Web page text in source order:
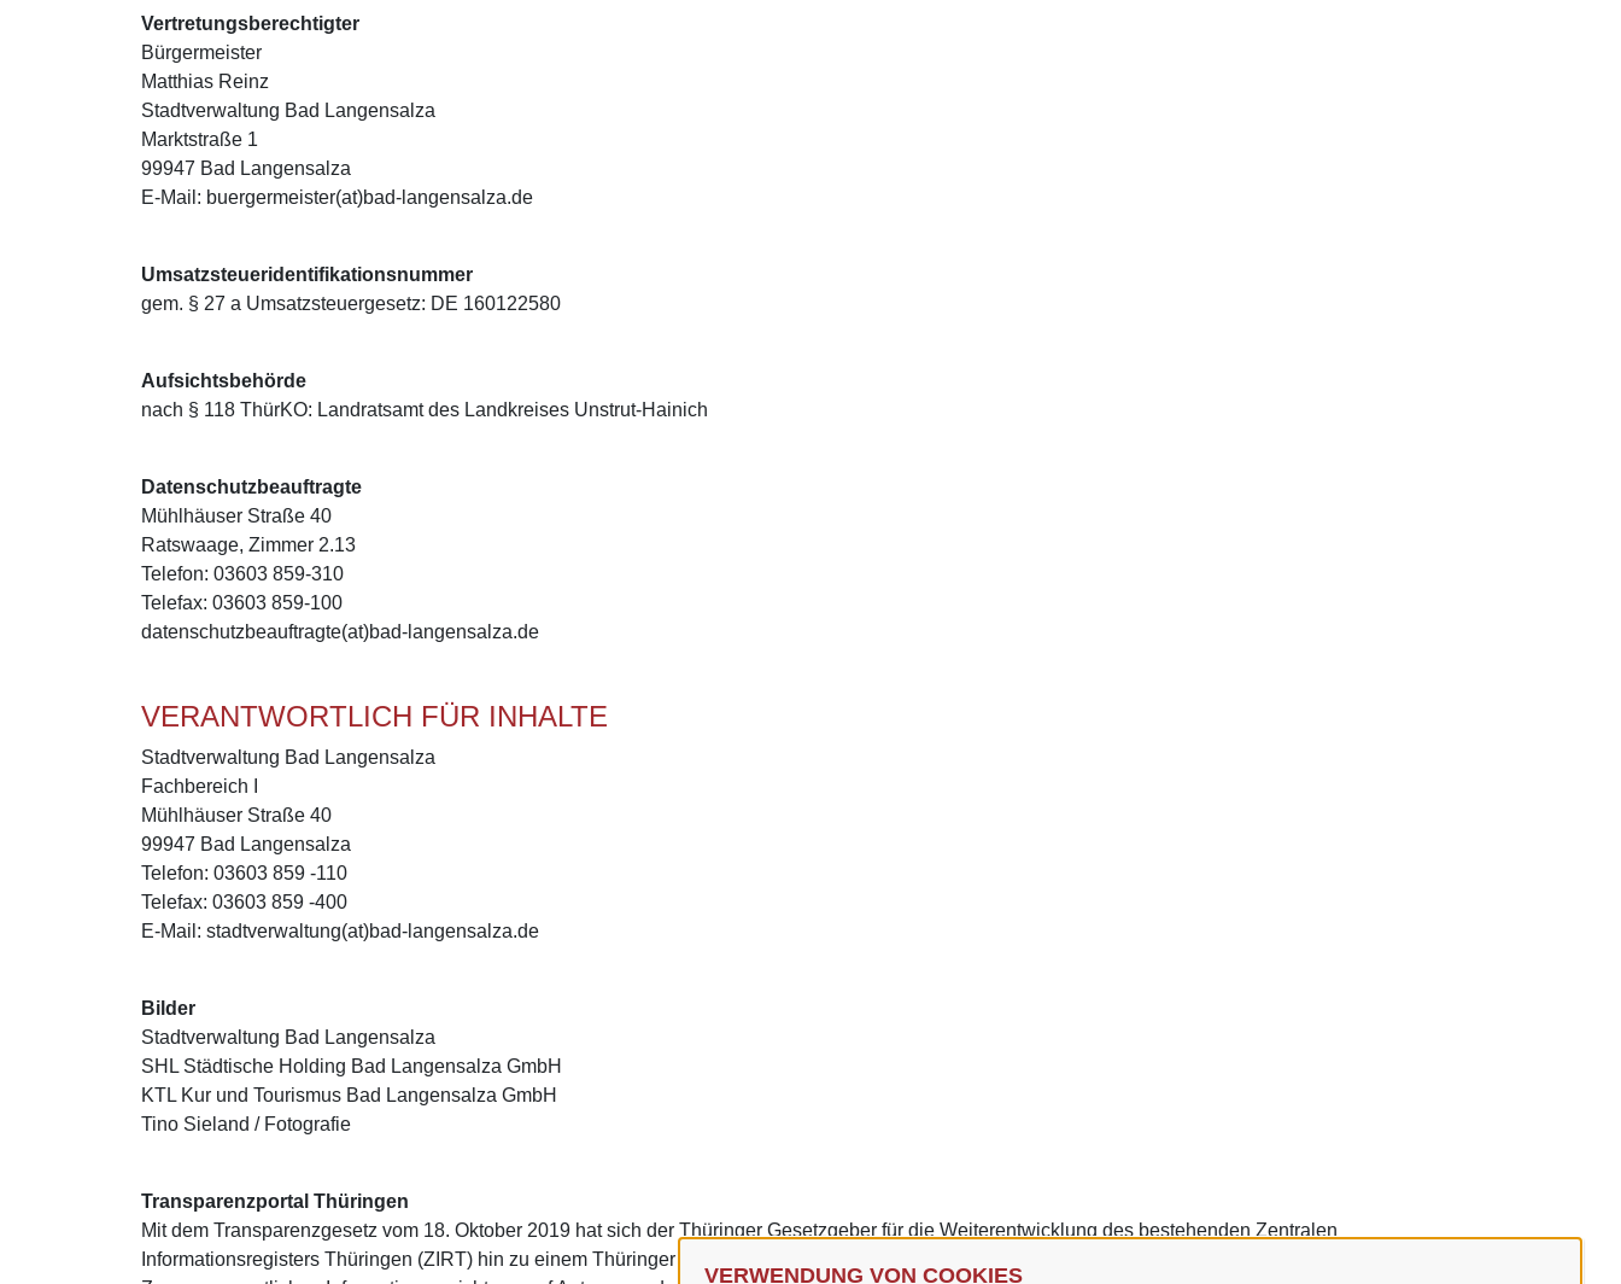
VERWENDUNG VON COOKIES
Vertretungsberechtigter
Bürgermeister
Matthias Reinz
Stadtverwaltung Bad Langensalza
Marktstraße 1
99947 Bad Langensalza
E-Mail: buergermeister(at)bad-langensalza.de
Umsatzsteueridentifikationsnummer
gem. § 27 a Umsatzsteuergesetz: DE 160122580
Aufsichtsbehörde
nach § 118 ThürKO: Landratsamt des Landkreises Unstrut-Hainich
Datenschutzbeauftragte
Mühlhäuser Straße 40
Ratswaage, Zimmer 2.13
Telefon: 03603 859-310
Telefax: 03603 859-100
datenschutzbeauftragte(at)bad-langensalza.de
VERANTWORTLICH FÜR INHALTE
Stadtverwaltung Bad Langensalza
Fachbereich I
Mühlhäuser Straße 40
99947 Bad Langensalza
Telefon: 03603 859 -110
Telefax: 03603 859 -400
E-Mail: stadtverwaltung(at)bad-langensalza.de
Bilder
Stadtverwaltung Bad Langensalza
SHL Städtische Holding Bad Langensalza GmbH
KTL Kur und Tourismus Bad Langensalza GmbH
Tino Sieland / Fotografie
Transparenzportal Thüringen
Mit dem Transparenzgesetz vom 18. Oktober 2019 hat sich der Thüringer Gesetzgeber für die Weiterentwicklung des bestehenden Zentralen
Informationsregisters Thüringen (ZIRT) hin zu einem Thüringer Transparenzportal entschieden. Das Thüringer Transparenzgesetz gewährleistet einen